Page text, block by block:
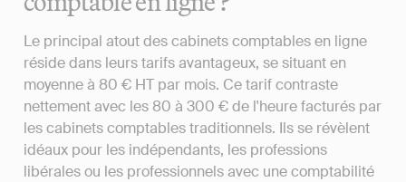
Le principal atout des cabinets comptables en ligne
réside dans leurs tarifs avantageux, se situant en
moyenne à 80 € HT par mois. Ce tarif contraste
nettement avec les 80 à 300 € de l'heure facturés par
les cabinets comptables traditionnels. Ils se révèlent
idéaux pour les indépendants, les professions
libérales ou les professionnels avec une comptabilité